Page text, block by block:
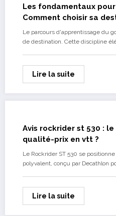
Les fondamentaux
Comment choisir sa
progresser
Le parcours d'apprentissage du
de destination. Cette discipline
Lire la suite
Avis rockrider st 530 :
qualité-prix en vtt ?
Le Rockrider ST 530 se
polyvalent, conçu par Decathlon
Lire la suite